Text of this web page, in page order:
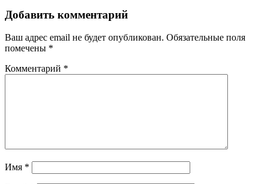
Добавить комментарий
Ваш адрес email не будет опубликован. Обязательные поля
помечены *
Комментарий *
Имя *